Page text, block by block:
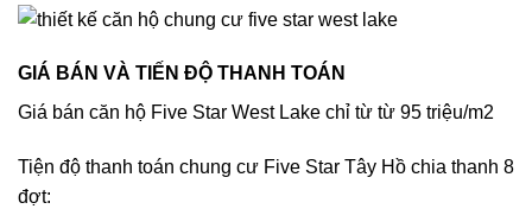
GIÁ BÁN VÀ TIẾN ĐỘ THANH TOÁN
Giá bán căn hộ Five Star West Lake chỉ từ từ 95 triệu/m2
Tiện độ thanh toán chung cư Five Star Tây Hồ chia thanh 8
đợt: